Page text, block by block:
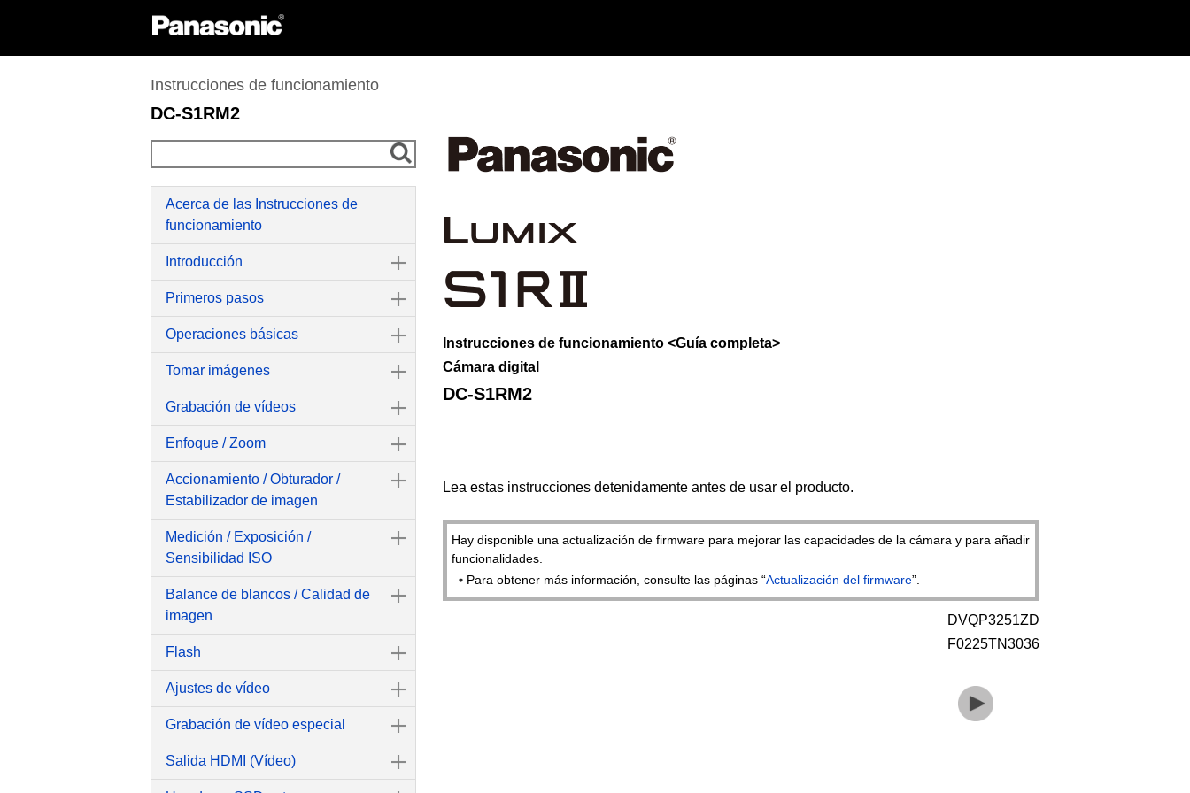
Instrucciones de funcionamiento <Guía completa>
Cámara digital
DC-S1RM2
Lea estas instrucciones detenidamente antes de usar el producto.
Hay disponible una actualización de firmware para mejorar las capacidades de la cámara y para añadir
funcionalidades.
Para obtener más información, consulte las páginas “Actualización del firmware”.
DVQP3251ZD
F0225TN3036
Instrucciones de funcionamiento
DC-S1RM2
Acerca de las Instrucciones de
funcionamiento
Introducción
Primeros pasos
Operaciones básicas
Tomar imágenes
Grabación de vídeos
Enfoque / Zoom
Accionamiento / Obturador /
Estabilizador de imagen
Medición / Exposición /
Sensibilidad ISO
Balance de blancos / Calidad de
imagen
Flash
Ajustes de vídeo
Grabación de vídeo especial
Salida HDMI (Vídeo)